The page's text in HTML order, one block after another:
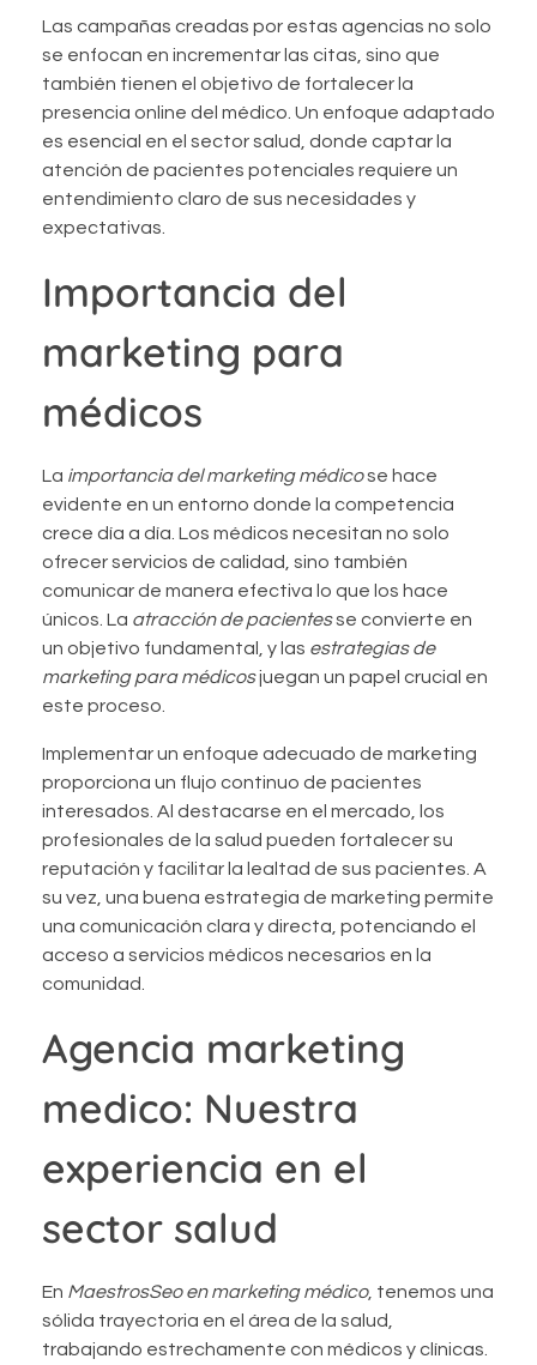
Las campañas creadas por estas agencias no solo
se enfocan en incrementar las citas, sino que
también tienen el objetivo de fortalecer la
presencia online del médico. Un enfoque adaptado
es esencial en el sector salud, donde captar la
atención de pacientes potenciales requiere un
entendimiento claro de sus necesidades y
expectativas.
Importancia del
marketing para
médicos
La importancia del marketing médicose hace
evidente en un entorno donde la competencia
crece día a día. Los médicos necesitan no solo
ofrecer servicios de calidad, sino también
comunicar de manera efectiva lo que los hace
únicos. La atracción de pacientesse convierte en
un objetivo fundamental, y las estrategias de
marketing para médicosjuegan un papel crucial en
este proceso.
Implementar un enfoque adecuado de marketing
proporciona un flujo continuo de pacientes
interesados. Al destacarse en el mercado, los
profesionales de la salud pueden fortalecer su
reputación y facilitar la lealtad de sus pacientes. A
su vez, una buena estrategia de marketing permite
una comunicación clara y directa, potenciando el
acceso a servicios médicos necesarios en la
comunidad.
Agencia marketing
medico: Nuestra
experiencia en el
sector salud
En MaestrosSeo en marketing médico, tenemos una
sólida trayectoria en el área de la salud,
trabajando estrechamente con médicos y clínicas.